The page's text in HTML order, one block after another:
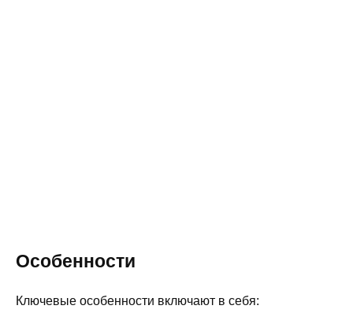
Особенности
Ключевые особенности включают в себя: